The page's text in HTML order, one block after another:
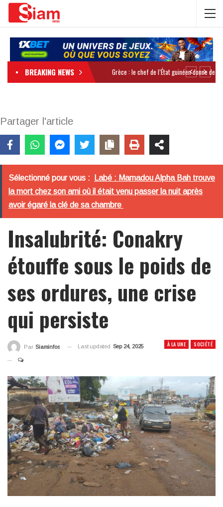
BREAKING NEWS
Partager l'article
Sélectionné pour vous :
Labé : Mamadou Alpha Bah trouve
la mort chez son ami où il était venu passer la nuit après
avoir égaré la clé de sa chambre
Insalubrité: Conakry
étouffe sous le poids de
ses ordures, une crise
qui persiste
À LA UNE SOCIÉTÉ
Par Siaminfos Last updated Sep 24, 2025